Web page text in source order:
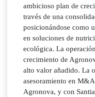
ambicioso plan de
través de una
posicionándose como
en soluciones de
ecológica. La
crecimiento de
alto valor añadido. La
asesoramiento en
Agronova, y con